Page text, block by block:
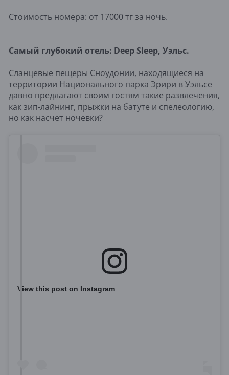
Стоимость номера: от 17000 тг за ночь.
Самый глубокий отель: Deep Sleep, Уэльс.
Сланцевые пещеры Сноудонии, находящиеся на
территории Национального парка Эрири в Уэльсе
давно предлагают своим гостям такие развлечения,
как зип-лайнинг, прыжки на батуте и спелеологию,
но как насчет ночевки?
View this post on Instagram